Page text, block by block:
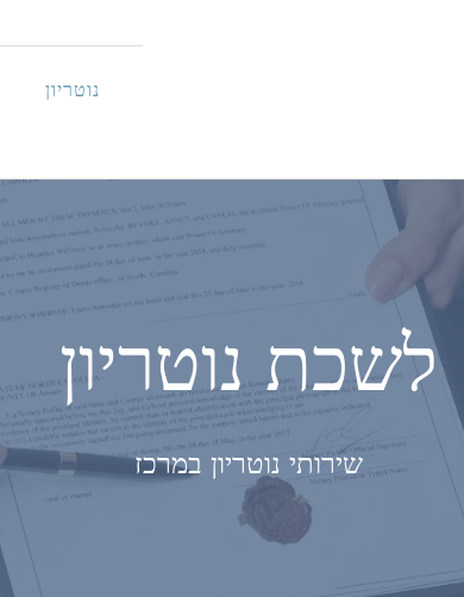
נוטריון
לשכת נוטריון
שירותי נוטריון במרכז